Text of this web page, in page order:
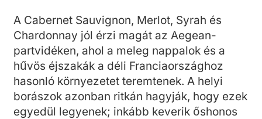
A Cabernet Sauvignon, Merlot, Syrah és
Chardonnay jól érzi magát az Aegean-
partvidéken, ahol a meleg nappalok és a
hűvös éjszakák a déli Franciaországhoz
hasonló környezetet teremtenek. A helyi
borászok azonban ritkán hagyják, hogy ezek
egyedül legyenek; inkább keverik őshonos